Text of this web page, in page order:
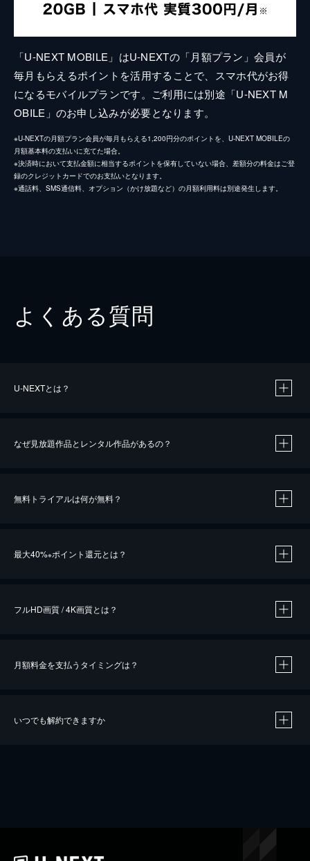
「U-NEXT MOBILE」はU-NEXTの「月額プラン」会員が
毎月もらえるポイントを活用することで、スマホ代がお得
になるモバイルプランです。ご利用には別途「U-NEXT M
OBILE」のお申し込みが必要となります。
※U-NEXTの月額プラン会員が毎月もらえる1,200円分のポイントを、U-NEXT MOBILEの
月額基本料の支払いに充てた場合。
※決済時において支払金額に相当するポイントを保有していない場合、差額分の料金はご登
録のクレジットカードでのお支払いとなります。
※通話料、SMS通信料、オプション（かけ放題など）の月額利用料は別途発生します。
よくある質問
U-NEXTとは？
なぜ見放題作品とレンタル作品があるの？
無料トライアルは何が無料？
最大40%※ポイント還元とは？
※40％ポイント還元の対象は、クレジットカード決済による作品の購入 / レンタルです。
iOSアプリのUコイン決済による作品の購入 / レンタルは、20％のポイント還元です。
フルHD画質 / 4K画質とは？
月額料金を支払うタイミングは？
いつでも解約できますか